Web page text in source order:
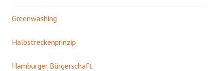
Greenwashing
Halbstreckenprinzip
Hamburger Bürgerschaft